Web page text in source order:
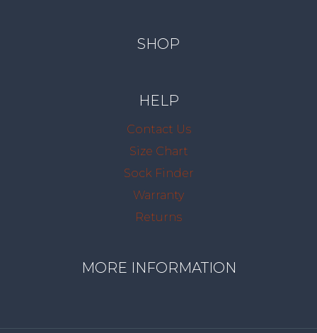
SHOP
HELP
Contact Us
Size Chart
Sock Finder
Warranty
Returns
MORE INFORMATION